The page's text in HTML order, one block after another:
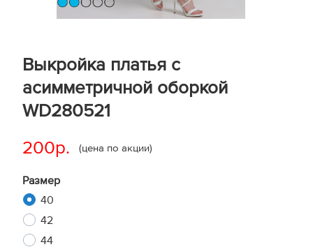
Выкройка платья с
асимметричной оборкой
WD280521
200р. (цена по акции)
Размер
40
42
44